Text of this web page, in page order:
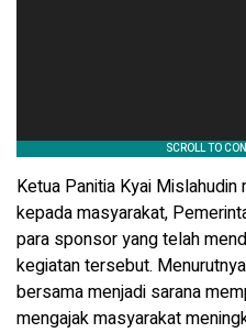
Ketua Panitia Kyai
kepada masyarakat,
para sponsor yang telah
kegiatan tersebut.
bersama menjadi sarana
mengajak masyarakat